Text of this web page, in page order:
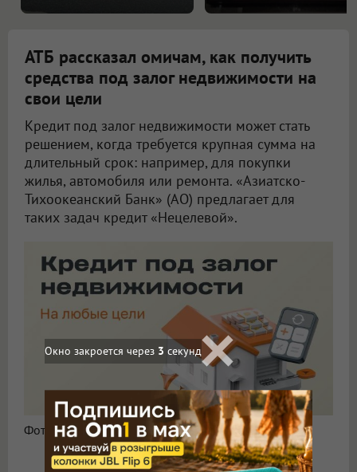
АТБ рассказал омичам, как получить
средства под залог недвижимости на
свои цели
Кредит под залог недвижимости может стать
решением, когда требуется крупная сумма на
длительный срок: например, для покупки
жилья, автомобиля или ремонта. «Азиатско-
Тихоокеанский Банк» (АО) предлагает для
таких задач кредит «Нецелевой».
Фото: «Азиатско-Тихоокеанский Банк» (АО)
Окно закроется через 1 секунд